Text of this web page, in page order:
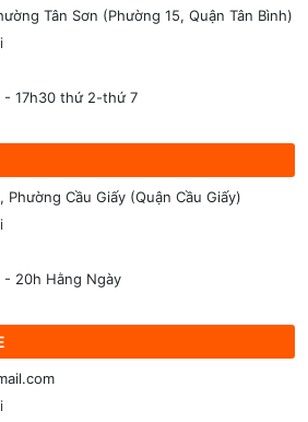
Tân Sơn (Phường 15, Quận Tân Bình)
- 17h30 thứ 2-thứ 7
Phường Cầu Giấy (Quận Cầu Giấy)
- 20h Hằng Ngày